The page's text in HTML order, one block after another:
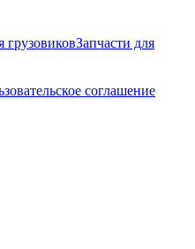
грузовиковЗапчасти для
соглашение